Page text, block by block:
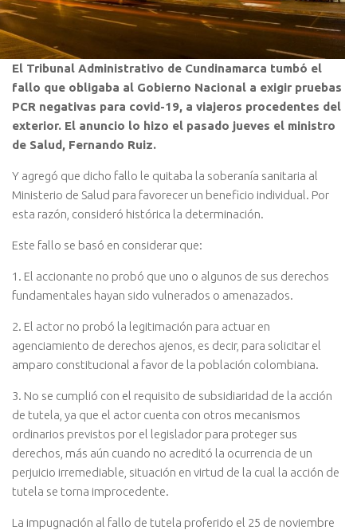
El Tribunal Administrativo de Cundinamarca tumbó el
fallo que obligaba al Gobierno Nacional a exigir pruebas
PCR negativas para covid-19, a viajeros procedentes del
exterior. El anuncio lo hizo el pasado jueves el ministro
de Salud, Fernando Ruiz.
Y agregó que dicho fallo le quitaba la soberanía sanitaria al
Ministerio de Salud para favorecer un beneficio individual. Por
esta razón, consideró histórica la determinación.
Este fallo se basó en considerar que:
1. El accionante no probó que uno o algunos de sus derechos
fundamentales hayan sido vulnerados o amenazados.
2. El actor no probó la legitimación para actuar en
agenciamiento de derechos ajenos, es decir, para solicitar el
amparo constitucional a favor de la población colombiana.
3. No se cumplió con el requisito de subsidiaridad de la acción
de tutela, ya que el actor cuenta con otros mecanismos
ordinarios previstos por el legislador para proteger sus
derechos, más aún cuando no acreditó la ocurrencia de un
perjuicio irremediable, situación en virtud de la cual la acción de
tutela se torna improcedente.
La impugnación al fallo de tutela proferido el 25 de noviembre